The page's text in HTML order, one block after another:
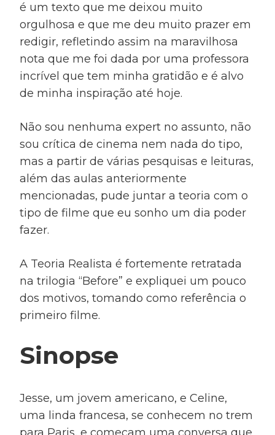
é um texto que me deixou muito
orgulhosa e que me deu muito prazer em
redigir, refletindo assim na maravilhosa
nota que me foi dada por uma professora
incrível que tem minha gratidão e é alvo
de minha inspiração até hoje.
Não sou nenhuma expert no assunto, não
sou crítica de cinema nem nada do tipo,
mas a partir de várias pesquisas e leituras,
além das aulas anteriormente
mencionadas, pude juntar a teoria com o
tipo de filme que eu sonho um dia poder
fazer.
A Teoria Realista é fortemente retratada
na trilogia “Before” e expliquei um pouco
dos motivos, tomando como referência o
primeiro filme.
Sinopse
Jesse, um jovem americano, e Celine,
uma linda francesa, se conhecem no trem